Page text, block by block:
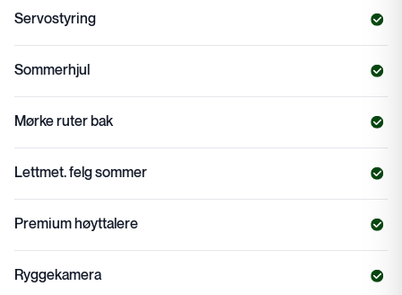
Servostyring
Sommerhjul
Mørke ruter bak
Lettmet. felg sommer
Premium høyttalere
Ryggekamera